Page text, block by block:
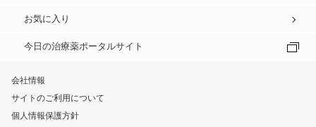
お気に入り
今日の治療薬ポータルサイト
会社情報
サイトのご利用について
個人情報保護方針